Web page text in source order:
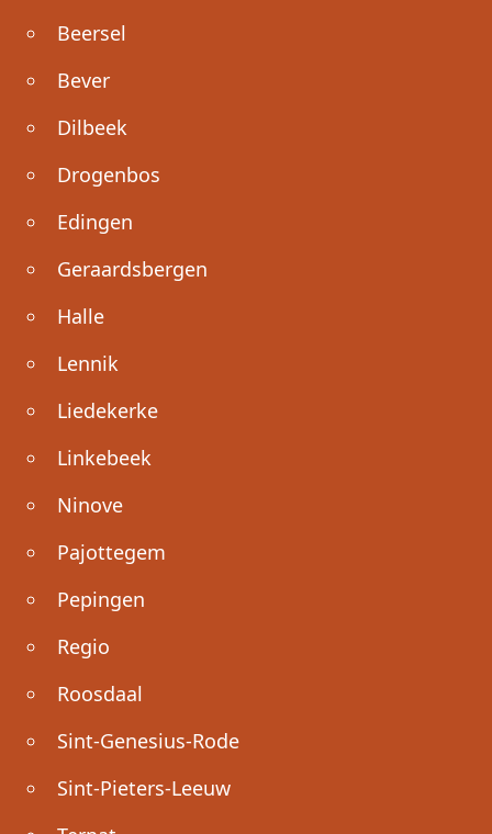
Beersel
Bever
Dilbeek
Drogenbos
Edingen
Geraardsbergen
Halle
Lennik
Liedekerke
Linkebeek
Ninove
Pajottegem
Pepingen
Regio
Roosdaal
Sint-Genesius-Rode
Sint-Pieters-Leeuw